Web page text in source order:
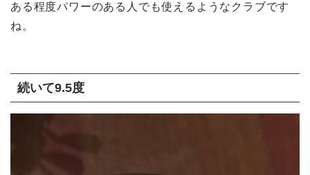
ある程度パワーのある人でも使えるようなクラブです
ね。
続いて9.5度